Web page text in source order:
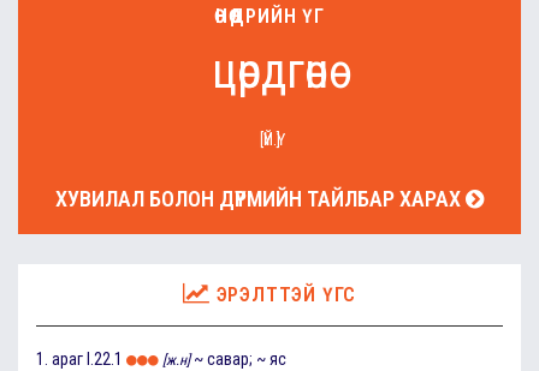
ӨНӨӨДРИЙН ҮГ
цөрдгөнө
[ҮЙ.Ү]
ХУВИЛАЛ БОЛОН ДҮРМИЙН ТАЙЛБАР ХАРАХ
ЭРЭЛТТЭЙ ҮГС
1. араг I.22.1 [ж.н] ~ савар; ~ яс